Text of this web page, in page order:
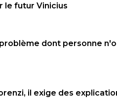
le futur Vinicius
dont personne
il exige des